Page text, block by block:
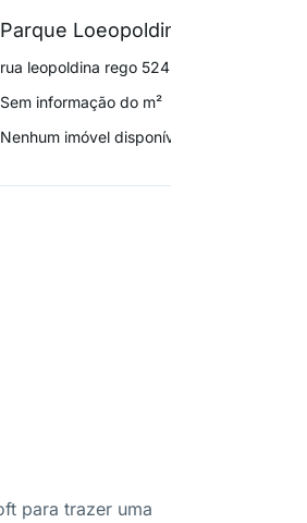
Parque Loeopoldina
rua leopoldina rego 524, Olaria
Sem informação do m²
Nenhum imóvel disponível
para trazer uma